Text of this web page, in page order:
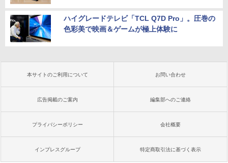
ハイグレードテレビ「TCL Q7D Pro」。圧巻の
色彩美で映画＆ゲームが極上体験に
本サイトのご利用について お問い合わせ
広告掲載のご案内 編集部へのご連絡
プライバシーポリシー 会社概要
インプレスグループ 特定商取引法に基づく表示